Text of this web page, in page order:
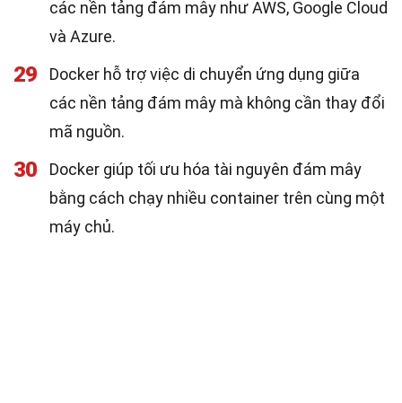
các nền tảng đám mây như AWS, Google Cloud
và Azure.
29
Docker hỗ trợ việc di chuyển ứng dụng giữa
các nền tảng đám mây mà không cần thay đổi
mã nguồn.
30
Docker giúp tối ưu hóa tài nguyên đám mây
bằng cách chạy nhiều container trên cùng một
máy chủ.